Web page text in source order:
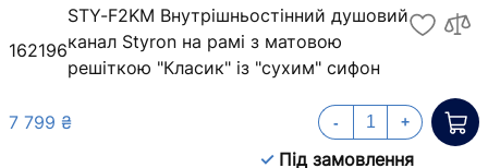
162196
STY-F2KM Внутрішньостінний душовий
канал Styron на рамі з матовою
решіткою "Класик" із "сухим" сифон
7 799 ₴
Під замовлення
- +